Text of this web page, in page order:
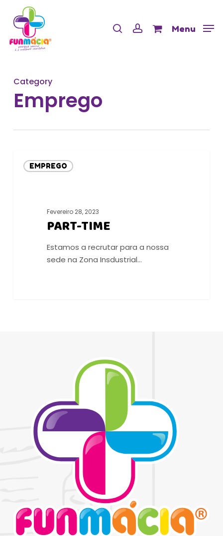
main
content
search
Menu
Cart Cart
Category
Emprego
TIMEEMPREGO
Fevereiro 28, 2023
PART-TIME
Estamos a recrutar para a nossa
sede na Zona Insdustrial…